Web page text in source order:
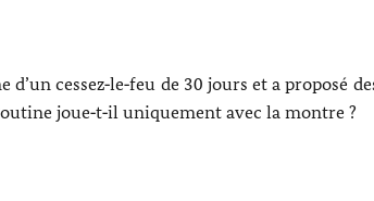
cessez‑le‑feu de 30 jours et a proposé
joue‑t‑il uniquement avec la montre ?